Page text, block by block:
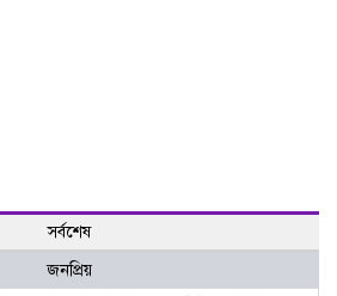
সর্বশেষ
জনপ্রিয়